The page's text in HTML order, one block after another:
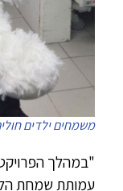
משמחים ילדים
"במהלך
עמותת שמחת